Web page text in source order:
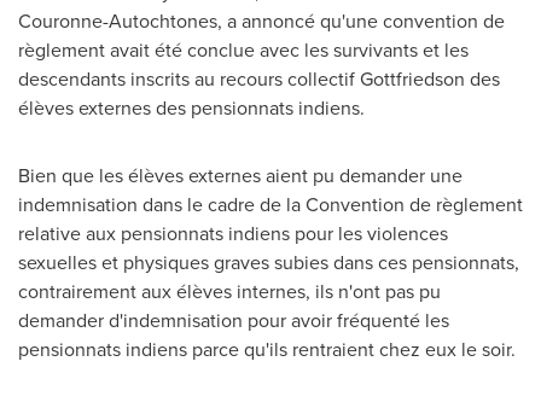
Couronne-Autochtones, a annoncé qu'une convention de
règlement avait été conclue avec les survivants et les
descendants inscrits au recours collectif Gottfriedson des
élèves externes des pensionnats indiens.
Bien que les élèves externes aient pu demander une
indemnisation dans le cadre de la Convention de règlement
relative aux pensionnats indiens pour les violences
sexuelles et physiques graves subies dans ces pensionnats,
contrairement aux élèves internes, ils n'ont pas pu
demander d'indemnisation pour avoir fréquenté les
pensionnats indiens parce qu'ils rentraient chez eux le soir.